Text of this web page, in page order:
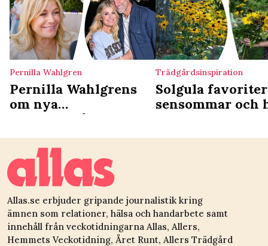
Pernilla Wahlgren
Pernilla Wahlgrens
om nya
drömträdgården –
och Christians knep:
”Det luktar skit
ibland”
Trädgårdsinspiration
Solgula
sensommar och
Allas.se erbjuder gripande journalistik kring
ämnen som relationer, hälsa och handarbete samt
innehåll från veckotidningarna Allas, Allers,
Hemmets Veckotidning, Året Runt, Allers Trädgård